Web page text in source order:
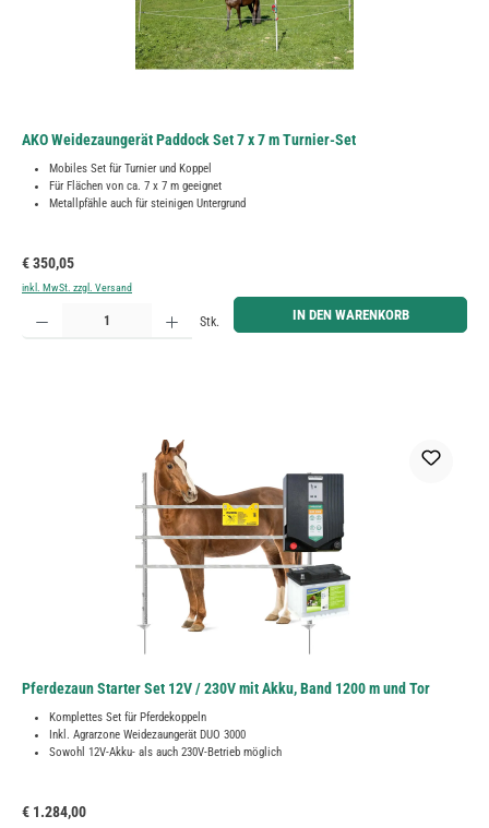
AKO Weidezaungerät Paddock Set 7 x 7 m Turnier-Set
Mobiles Set für Turnier und Koppel
Für Flächen von ca. 7 x 7 m geeignet
Metallpfähle auch für steinigen Untergrund
Regulärer Preis:
€ 350,05
inkl. MwSt. zzgl. Versand
Produkt Anzahl: Gib den gewünschten Wert ein oder benutze die Schaltflächen um die Anzahl zu
Stk. IN DEN WARENKORB
Pferdezaun Starter Set 12V / 230V mit Akku, Band 1200 m und Tor
Komplettes Set für Pferdekoppeln
Inkl. Agrarzone Weidezaungerät DUO 3000
Sowohl 12V-Akku- als auch 230V-Betrieb möglich
Regulärer Preis:
€ 1.284,00